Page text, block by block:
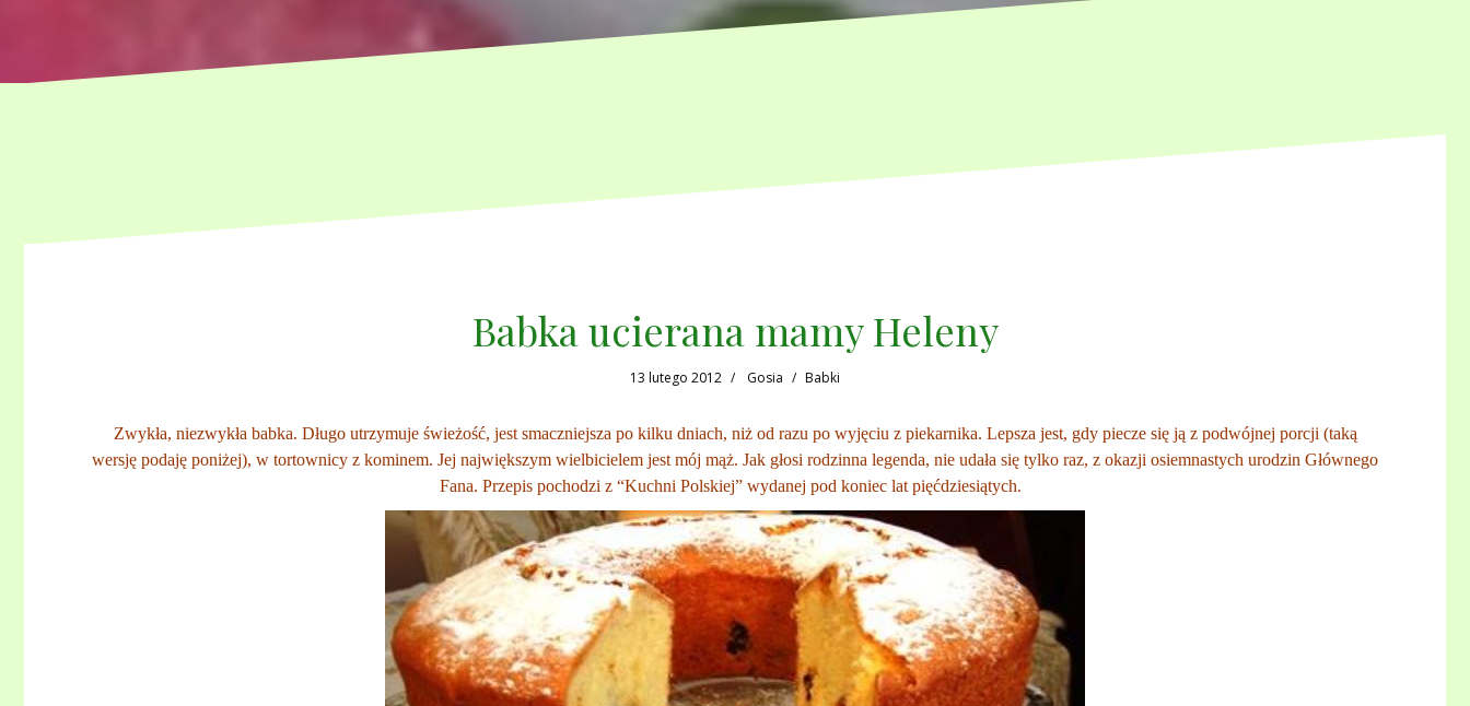
Babka ucierana mamy Heleny
13 lutego 2012 Gosia Babki
Zwykła, niezwykła babka. Długo utrzymuje świeżość, jest smaczniejsza po kilku dniach, niż od razu po wyjęciu z piekarnika. Lepsza jest, gdy piecze się ją z podwójnej porcji (taką
wersję podaję poniżej), w tortownicy z kominem. Jej największym wielbicielem jest mój mąż. Jak głosi rodzinna legenda, nie udała się tylko raz, z okazji osiemnastych urodzin Głównego
Fana. Przepis pochodzi z “Kuchni Polskiej” wydanej pod koniec lat pięćdziesiątych.